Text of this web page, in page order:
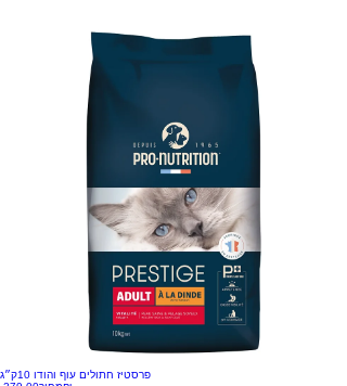
פרסטיז חתולים עוף והודו 10ק״ג